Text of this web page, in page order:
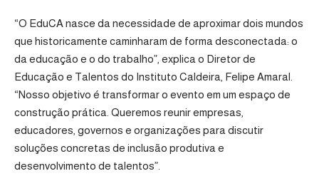
“O EduCA nasce da necessidade de aproximar dois mundos
que historicamente caminharam de forma desconectada: o
da educação e o do trabalho”, explica o Diretor de
Educação e Talentos do Instituto Caldeira, Felipe Amaral.
“Nosso objetivo é transformar o evento em um espaço de
construção prática. Queremos reunir empresas,
educadores, governos e organizações para discutir
soluções concretas de inclusão produtiva e
desenvolvimento de talentos”.